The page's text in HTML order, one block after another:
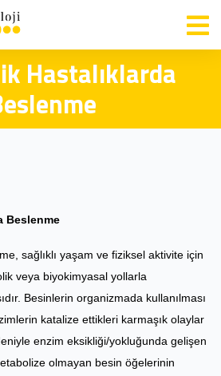
Hastalıklarda
Beslenme
sağlıklı yaşam ve fiziksel aktivite için
veya biyokimyasal yollarla
Besinlerin organizmada kullanılması
katalize ettikleri karmaşık olaylar
enzim eksikliği/yokluğunda gelişen
olmayan besin öğelerinin